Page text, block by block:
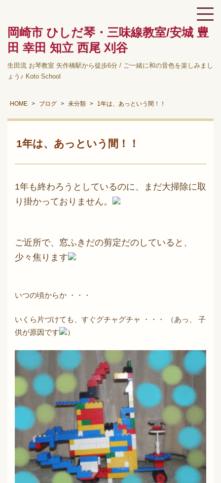
岡崎市 ひしだ琴・三味線教室/安城 豊
田 幸田 知立 西尾 刈谷
生田流 お琴教室 矢作橋駅から徒歩6分 / ご一緒に和の音色を楽しみまし
ょう♪ Koto School
HOME ブログ 未分類 1年は、あっという間！！
1年は、あっという間！！
1年も終わろうとしているのに、まだ大掃除に取
り掛かっておりません。
ご近所で、窓ふきだの剪定だのしていると、
少々焦ります
いつの頃からか ・・・
いくら片づけても、すぐグチャグチャ ・・・ （あっ、 子
供が原因です
）